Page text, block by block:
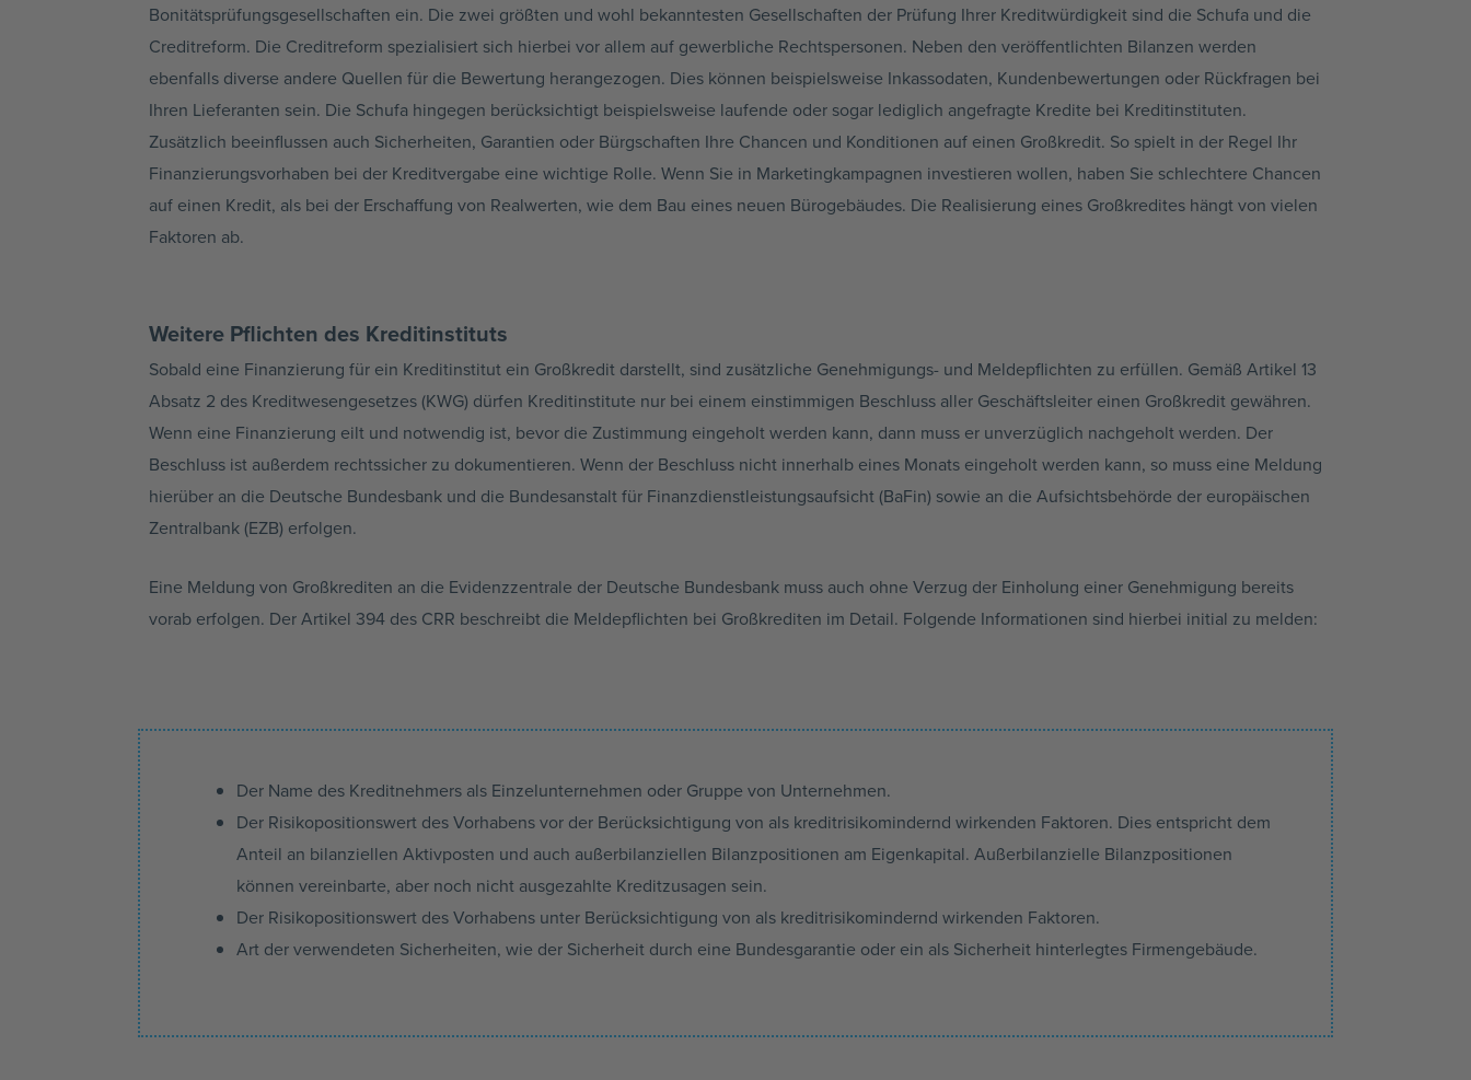
Bonitätsprüfungsgesellschaften ein. Die zwei größten und wohl bekanntesten Gesellschaften der Prüfung Ihrer Kreditwürdigkeit sind die Schufa und die
Creditreform. Die Creditreform spezialisiert sich hierbei vor allem auf gewerbliche Rechtspersonen. Neben den veröffentlichten Bilanzen werden
ebenfalls diverse andere Quellen für die Bewertung herangezogen. Dies können beispielsweise Inkassodaten, Kundenbewertungen oder Rückfragen bei
Ihren Lieferanten sein. Die Schufa hingegen berücksichtigt beispielsweise laufende oder sogar lediglich angefragte Kredite bei Kreditinstituten.
Zusätzlich beeinflussen auch Sicherheiten, Garantien oder Bürgschaften Ihre Chancen und Konditionen auf einen Großkredit. So spielt in der Regel Ihr
Finanzierungsvorhaben bei der Kreditvergabe eine wichtige Rolle. Wenn Sie in Marketingkampagnen investieren wollen, haben Sie schlechtere Chancen
auf einen Kredit, als bei der Erschaffung von Realwerten, wie dem Bau eines neuen Bürogebäudes. Die Realisierung eines Großkredites hängt von vielen
Faktoren ab.
Weitere Pflichten des Kreditinstituts
Sobald eine Finanzierung für ein Kreditinstitut ein Großkredit darstellt, sind zusätzliche Genehmigungs- und Meldepflichten zu erfüllen. Gemäß Artikel 13
Absatz 2 des Kreditwesengesetzes (KWG) dürfen Kreditinstitute nur bei einem einstimmigen Beschluss aller Geschäftsleiter einen Großkredit gewähren.
Wenn eine Finanzierung eilt und notwendig ist, bevor die Zustimmung eingeholt werden kann, dann muss er unverzüglich nachgeholt werden. Der
Beschluss ist außerdem rechtssicher zu dokumentieren. Wenn der Beschluss nicht innerhalb eines Monats eingeholt werden kann, so muss eine Meldung
hierüber an die Deutsche Bundesbank und die Bundesanstalt für Finanzdienstleistungsaufsicht (BaFin) sowie an die Aufsichtsbehörde der europäischen
Zentralbank (EZB) erfolgen.
Eine Meldung von Großkrediten an die Evidenzzentrale der Deutsche Bundesbank muss auch ohne Verzug der Einholung einer Genehmigung bereits
vorab erfolgen. Der Artikel 394 des CRR beschreibt die Meldepflichten bei Großkrediten im Detail. Folgende Informationen sind hierbei initial zu melden:
Der Name des Kreditnehmers als Einzelunternehmen oder Gruppe von Unternehmen.
Der Risikopositionswert des Vorhabens vor der Berücksichtigung von als kreditrisikomindernd wirkenden Faktoren. Dies entspricht dem
Anteil an bilanziellen Aktivposten und auch außerbilanziellen Bilanzpositionen am Eigenkapital. Außerbilanzielle Bilanzpositionen
können vereinbarte, aber noch nicht ausgezahlte Kreditzusagen sein.
Der Risikopositionswert des Vorhabens unter Berücksichtigung von als kreditrisikomindernd wirkenden Faktoren.
Art der verwendeten Sicherheiten, wie der Sicherheit durch eine Bundesgarantie oder ein als Sicherheit hinterlegtes Firmengebäude.